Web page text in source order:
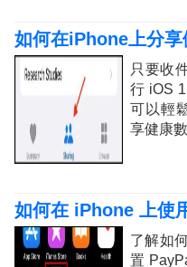
如何在iPhone上分享
只要收
行 iOS
可以輕
享健康數
如何在 iPhone 上使
了解如
置